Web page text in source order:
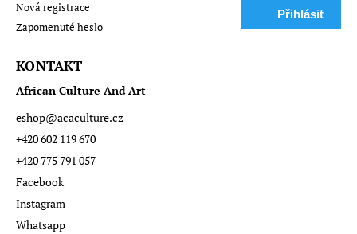
Přihlásit
Nová registrace
Zapomenuté heslo
KONTAKT
African Culture And Art
eshop@acaculture.cz
+420 602 119 670
+420 775 791 057
Facebook
Instagram
Whatsapp